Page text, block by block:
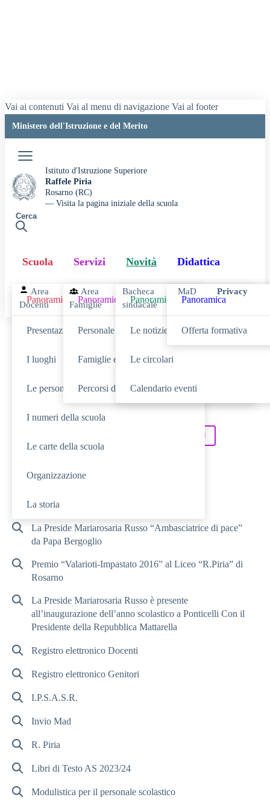
Vai ai contenuti Vai al menu di navigazione Vai al footer
Ministero dell'Istruzione e del Merito
Istituto d'Istruzione Superiore
Raffele Piria
Rosarno (RC)
— Visita la pagina iniziale della scuola
Cerca
Scuola
Panoramica
Presentazione
I luoghi
Le persone
I numeri della scuola
Le carte della scuola
Organizzazione
La storia
Servizi
Panoramica
Personale scolastico
Famiglie e studenti
Percorsi di studio
Novità
Panoramica
Le notizie
Le circolari
Calendario eventi
Didattica
Panoramica
Offerta formativa
Area
Docenti
Area
Famiglie
Bacheca
sindacale
MaD Privacy
Cerca
SCUOLA
RICERCHE FREQUENTI
La Preside Mariarosaria Russo “Ambasciatrice di pace”
da Papa Bergoglio
Premio “Valarioti-Impastato 2016” al Liceo “R.Piria” di
Rosarno
La Preside Mariarosaria Russo è presente
all’inaugurazione dell’anno scolastico a Ponticelli Con il
Presidente della Repubblica Mattarella
Registro elettronico Docenti
Registro elettronico Genitori
I.P.S.A.S.R.
Invio Mad
R. Piria
Libri di Testo AS 2023/24
Modulistica per il personale scolastico